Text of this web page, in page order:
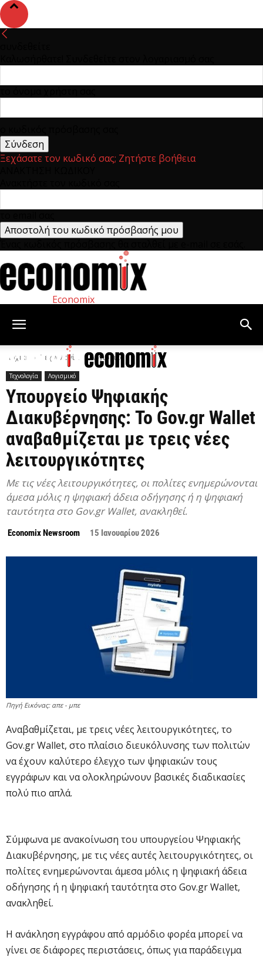
Ξεχάσατε τον κωδικό σας; Ζητήστε βοήθεια
Economix
Αρχική Τεχνολογία Λογισμικό
Τεχνολογία Λογισμικό
Υπουργείο Ψηφιακής
Διακυβέρνησης: Το Gov.gr Wallet
αναβαθμίζεται με τρεις νέες
λειτουργικότητες
Mε τις νέες λειτουργικότητες, οι πολίτες ενημερώνονται
άμεσα μόλις η ψηφιακή άδεια οδήγησης ή η ψηφιακή
ταυτότητα στο Gov.gr Wallet, ανακληθεί.
Economix Newsroom 15 Ιανουαρίου 2026
Πηγή Εικόνας: απε - μπε
Αναβαθμίζεται, με τρεις νέες λειτουργικότητες, το
Gov.gr Wallet, στο πλαίσιο διευκόλυνσης των πολιτών
να έχουν καλύτερο έλεγχο των ψηφιακών τους
εγγράφων και να ολοκληρώνουν βασικές διαδικασίες
πολύ πιο απλά.
Σύμφωνα με ανακοίνωση του υπουργείου Ψηφιακής
Διακυβέρνησης, με τις νέες αυτές λειτουργικότητες, οι
πολίτες ενημερώνονται άμεσα μόλις η ψηφιακή άδεια
οδήγησης ή η ψηφιακή ταυτότητα στο Gov.gr Wallet,
ανακληθεί.
Η ανάκληση εγγράφου από αρμόδιο φορέα μπορεί να
γίνει σε διάφορες περιστάσεις, όπως για παράδειγμα